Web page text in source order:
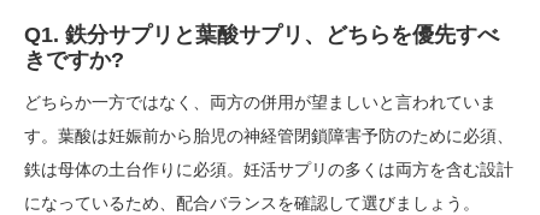
Q1. 鉄分サプリと葉酸サプリ、どちらを優先すべ
きですか?
どちらか一方ではなく、両方の併用が望ましいと言われていま
す。葉酸は妊娠前から胎児の神経管閉鎖障害予防のために必須、
鉄は母体の土台作りに必須。妊活サプリの多くは両方を含む設計
になっているため、配合バランスを確認して選びましょう。